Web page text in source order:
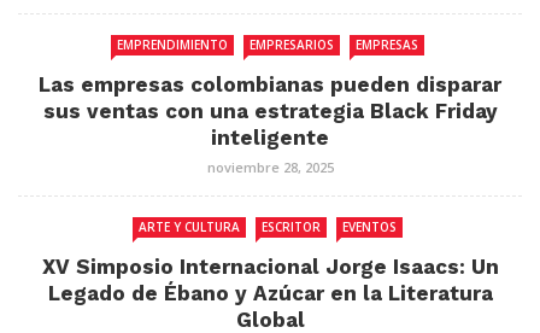
EMPRENDIMIENTO EMPRESARIOS EMPRESAS
Las empresas colombianas pueden disparar
sus ventas con una estrategia Black Friday
inteligente
noviembre 28, 2025
ARTE Y CULTURA ESCRITOR EVENTOS
XV Simposio Internacional Jorge Isaacs: Un
Legado de Ébano y Azúcar en la Literatura
Global